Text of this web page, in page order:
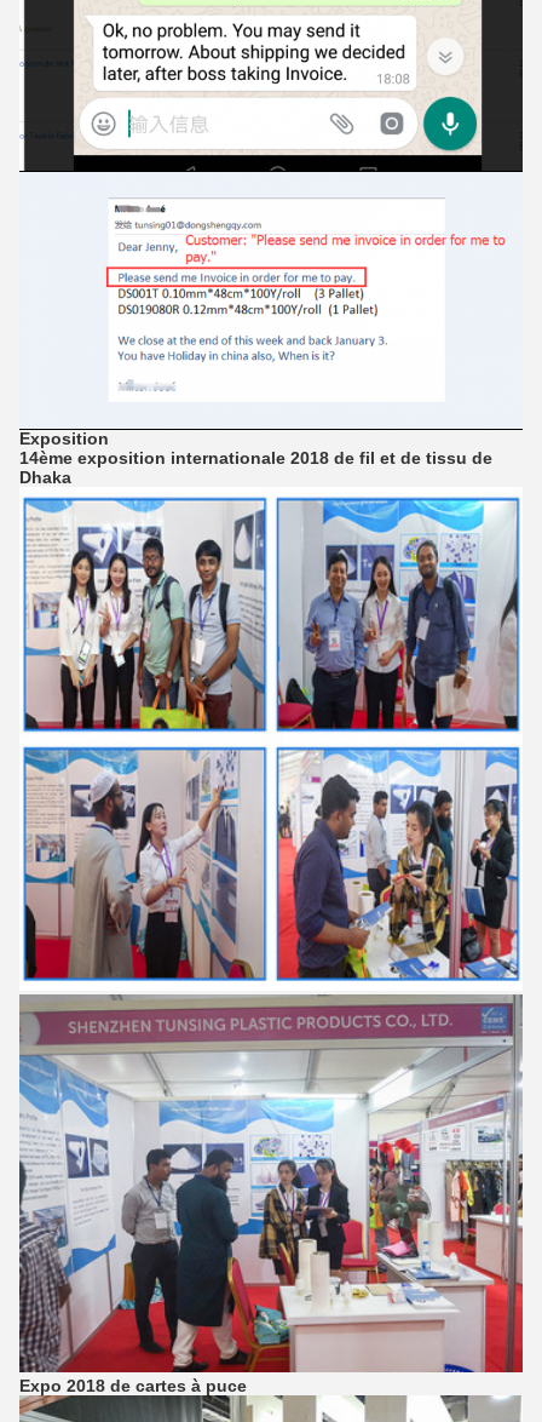
Exposition
14ème exposition internationale 2018 de fil et de tissu de
Dhaka
Expo 2018 de cartes à puce